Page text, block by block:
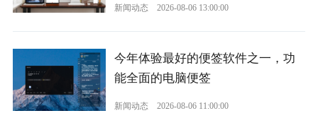
新闻动态 2026-08-06 13:00:00
今年体验最好的便签软件之一，功
能全面的电脑便签
新闻动态 2026-08-06 11:00:00